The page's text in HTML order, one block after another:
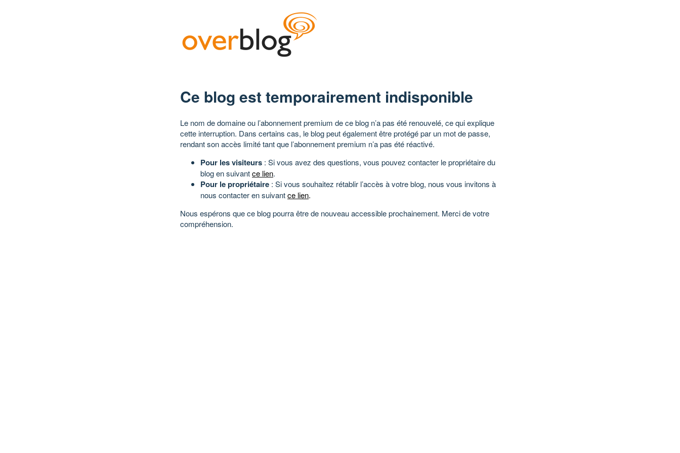
Ce blog est temporairement indisponible
Le nom de domaine ou l’abonnement premium de ce blog n’a pas été renouvelé, ce qui explique
cette interruption. Dans certains cas, le blog peut également être protégé par un mot de passe,
rendant son accès limité tant que l’abonnement premium n’a pas été réactivé.
Pour les visiteurs : Si vous avez des questions, vous pouvez contacter le propriétaire du
blog en suivantce lien.
Pour le propriétaire : Si vous souhaitez rétablir l’accès à votre blog, nous vous invitons à
nous contacter en suivantce lien.
Nous espérons que ce blog pourra être de nouveau accessible prochainement. Merci de votre
compréhension.